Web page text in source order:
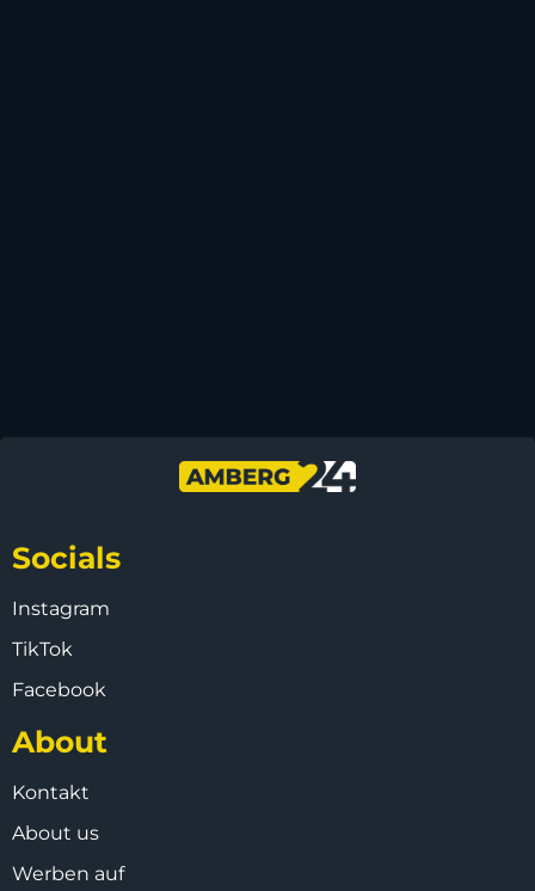
Socials
Instagram
TikTok
Facebook
About
Kontakt
About us
Werben auf